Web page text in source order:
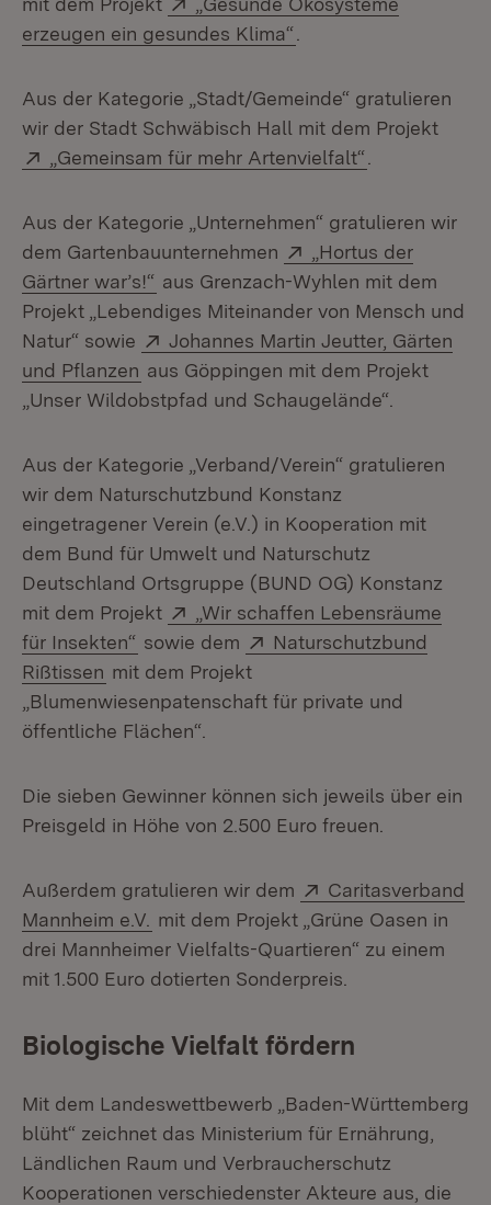
erzeugen ein gesundes Klima“
Aus der Kategorie „Stadt/Gemeinde“ gratulieren
wir der Stadt Schwäbisch Hall mit dem Projekt
Extern:
„Gemeinsam für mehr Artenvielfalt“
Aus der Kategorie „Unternehmen“ gratulieren wir
dem Gartenbauunternehmen
Extern:
„Hortus der
Gärtner war’s!“ (Öffnet in neuem Fenster)
aus Grenzach-Wyhlen mit dem
Projekt „Lebendiges Miteinander von Mensch und
Natur“ sowie
Extern:
Johannes Martin Jeutter, Gärten
und Pflanzen (Öffnet in neuem Fenster)
aus Göppingen mit dem Projekt
„Unser Wildobstpfad und Schaugelände“.
Aus der Kategorie „Verband/Verein“ gratulieren
wir dem Naturschutzbund Konstanz
eingetragener Verein (e.V.) in Kooperation mit
dem Bund für Umwelt und Naturschutz
Deutschland Ortsgruppe (BUND OG) Konstanz
mit dem Projekt
Extern:
„Wir schaffen Lebensräume
für Insekten“ (Öffnet in neuem Fenster)
sowie dem Extern:
Naturschutzbund
Rißtissen (Öffnet in neuem Fenster)
mit dem Projekt
„Blumenwiesenpatenschaft für private und
öffentliche Flächen“.
Die sieben Gewinner können sich jeweils über ein
Preisgeld in Höhe von 2.500 Euro freuen.
Außerdem gratulieren wir dem Extern:
Caritasverband
Mannheim e.V. (Öffnet in neuem Fenster)
mit dem Projekt „Grüne Oasen in
drei Mannheimer Vielfalts-Quartieren“ zu einem
mit 1.500 Euro dotierten Sonderpreis.
Biologische Vielfalt fördern
Mit dem Landeswettbewerb „Baden-Württemberg
blüht“ zeichnet das Ministerium für Ernährung,
Ländlichen Raum und Verbraucherschutz
Kooperationen verschiedenster Akteure aus, die